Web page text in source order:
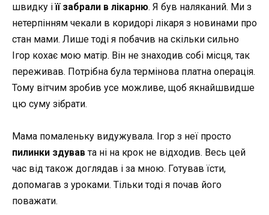
швидку іїї забрали в лікарню. Я був наляканий. Ми з
нетерпінням чекали в коридорі лікаря з новинами про
стан мами. Лише тоді я побачив на скільки сильно
Ігор кохає мою матір. Він не знаходив собі місця, так
переживав. Потрібна була термінова платна операція.
Тому вітчим зробив усе можливе, щоб якнайшвидше
цю суму зібрати.
Мама помаленьку видужувала. Ігор з неї просто
пилинки здував та ні на крок не відходив. Весь цей
час від також доглядав і за мною. Готував їсти,
допомагав з уроками. Тільки тоді я почав його
поважати.